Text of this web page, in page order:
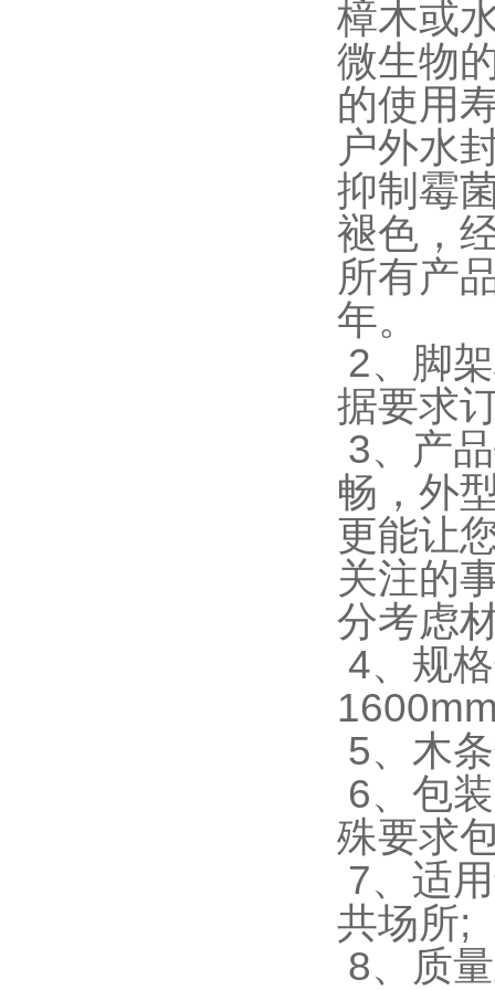
樟木或
微生物
的使用
户外水
抑制霉
褪色，
所有产
年。
2、脚
据要求
3、产
畅，外
更能让
关注的
分考虑
4、规
5、木
6、包
殊要求
7、适
共场所;
8、质